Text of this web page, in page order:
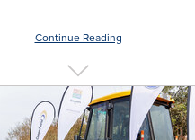
Continue Reading